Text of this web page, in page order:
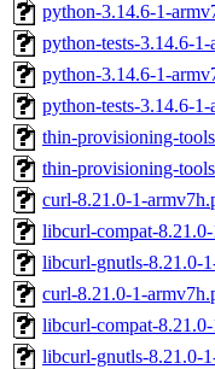
python-3.14.6-1-
python-tests-3.14.6-
python-3.14.6-1-
python-tests-3.14.6-
thin-provisioning-
thin-provisioning-
curl-8.21.0-1-
libcurl-compat-
libcurl-gnutls-8.21.0-
curl-8.21.0-1-
libcurl-compat-
libcurl-gnutls-8.21.0-